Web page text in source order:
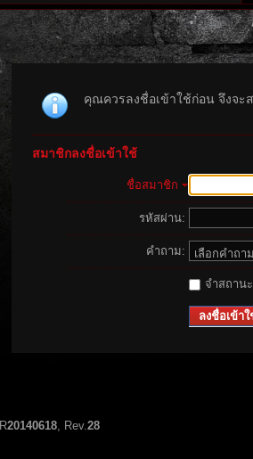
คุณควรลงชื่อเข้าใช้ก่อน จึงจะ
สมาชิกลงชื่อเข้าใช้
ชื่อสมาชิก
รหัสผ่าน:
คำถาม:
จำสถาน
ลงชื่อเข้าใ
R20140618, Rev.28